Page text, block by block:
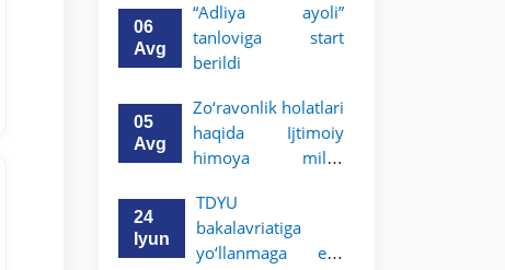
dasturini e’lon qiladi
chiqilmoqda
06
Avg
“Adliya ayoli”
tanloviga start
berildi
05
Avg
Zo‘ravonlik holatlari
haqida Ijtimoiy
himoya milliy
hududiy
boʻlinmalariga
murojaat qiling
24
Iyun
TDYU
bakalavriatiga
yo‘llanmaga ega